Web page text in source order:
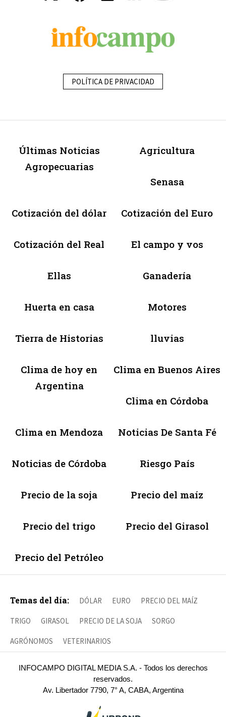
POLÍTICA DE PRIVACIDAD
Últimas Noticias
Agropecuarias
Agricultura
Senasa
Cotización del dólar Cotización del Euro
Cotización del Real El campo y vos
Ellas Ganadería
Huerta en casa Motores
Tierra de Historias lluvias
Clima de hoy en
Argentina
Clima en Buenos Aires
Clima en Córdoba
Clima en Mendoza Noticias De Santa Fé
Noticias de Córdoba Riesgo País
Precio de la soja Precio del maíz
Precio del trigo Precio del Girasol
Precio del Petróleo
Temas del día: DÓLAR EURO PRECIO DEL MAÍZ
TRIGO GIRASOL PRECIO DE LA SOJA SORGO
AGRÓNOMOS VETERINARIOS
INFOCAMPO DIGITAL MEDIA S.A. - Todos los derechos
reservados.
Av. Libertador 7790, 7° A, CABA, Argentina